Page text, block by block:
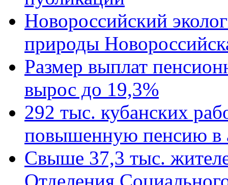
Новороссийский
природы
Размер выплат
вырос до 19,3%
292 тыс. кубанских
повышенную пенсию в
Свыше 37,3 тыс.
Отделения